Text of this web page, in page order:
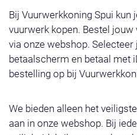
Bij Vuurwerkkoning Spui kun
vuurwerk kopen. Bestel
via onze webshop. Selecteer
betaalscherm en betaal met
bestelling op bij
We bieden alleen het
aan in onze webshop. Bij